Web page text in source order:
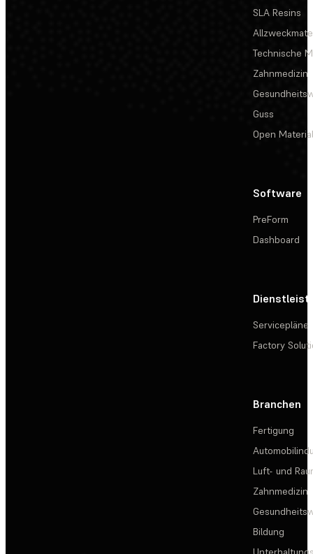
SLA Resins
Technische
Zahnmedizin
Guss
Open
Software
PreForm
Dashboard
Servicepläne
Factory
Branchen
Fertigung
Luft- und
Zahnmedizin
Bildung